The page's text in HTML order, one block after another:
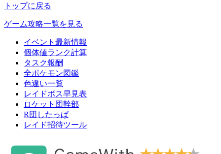
トップに戻る
ゲーム攻略一覧を見る
イベント最新情報
個体値ランク計算
タスク報酬
全ポケモン図鑑
色違い一覧
レイドボス早見表
ロケット団幹部
R団したっぱ
レイド招待ツール